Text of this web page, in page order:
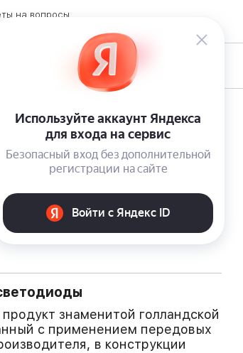
на вопросы
и возврат товара
Контакты
(800) 600-28-07
до 19:00
гирлянда Luka Snake
знаменитой голландской
с применением передовых
в конструкции